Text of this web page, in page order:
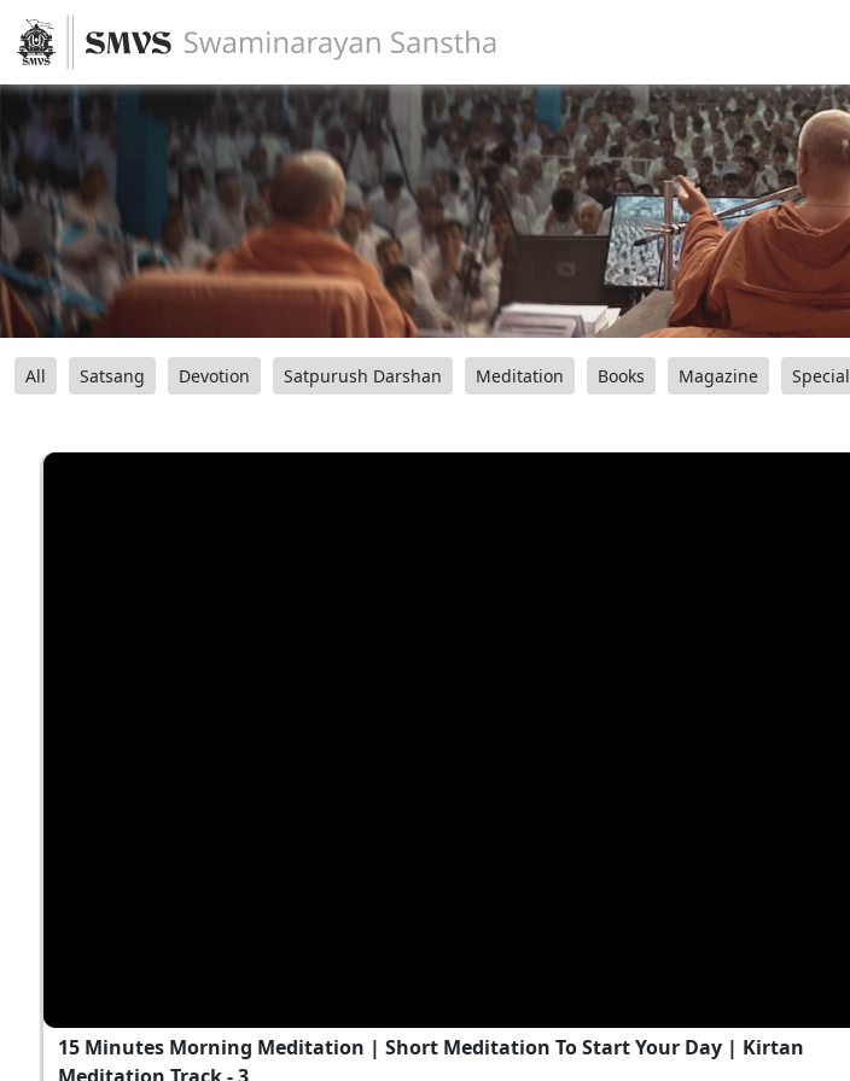
All Satsang Devotion Satpurush Darshan Meditation Books Magazine Special
15 Minutes Morning Meditation | Short Meditation To Start Your Day | Kirtan